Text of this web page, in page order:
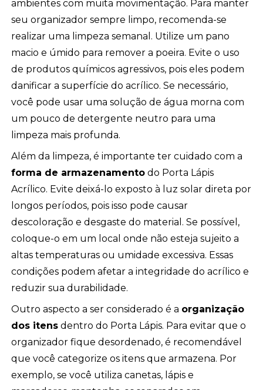
ambientes com muita movimentação. Para manter
seu organizador sempre limpo, recomenda-se
realizar uma limpeza semanal. Utilize um pano
macio e úmido para remover a poeira. Evite o uso
de produtos químicos agressivos, pois eles podem
danificar a superfície do acrílico. Se necessário,
você pode usar uma solução de água morna com
um pouco de detergente neutro para uma
limpeza mais profunda.
Além da limpeza, é importante ter cuidado com a
forma de armazenamento do Porta Lápis
Acrílico. Evite deixá-lo exposto à luz solar direta por
longos períodos, pois isso pode causar
descoloração e desgaste do material. Se possível,
coloque-o em um local onde não esteja sujeito a
altas temperaturas ou umidade excessiva. Essas
condições podem afetar a integridade do acrílico e
reduzir sua durabilidade.
Outro aspecto a ser considerado é a organização
dos itens dentro do Porta Lápis. Para evitar que o
organizador fique desordenado, é recomendável
que você categorize os itens que armazena. Por
exemplo, se você utiliza canetas, lápis e